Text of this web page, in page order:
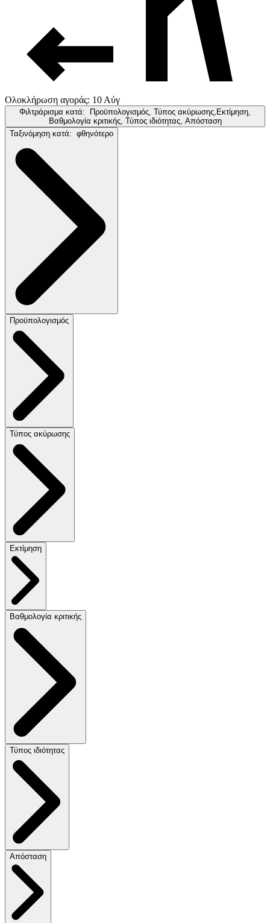
Ολοκλήρωση αγοράς: 10 Αύγ
Φιλτράρισμα κατά: Προϋπολογισμός, Τύπος ακύρωσης,Εκτίμηση,
Βαθμολογία κριτικής, Τύπος ιδιότητας, Απόσταση
Ταξινόμηση κατά: φθηνότερο
Προϋπολογισμός
Τύπος ακύρωσης
Εκτίμηση
Βαθμολογία κριτικής
Τύπος ιδιότητας
Απόσταση